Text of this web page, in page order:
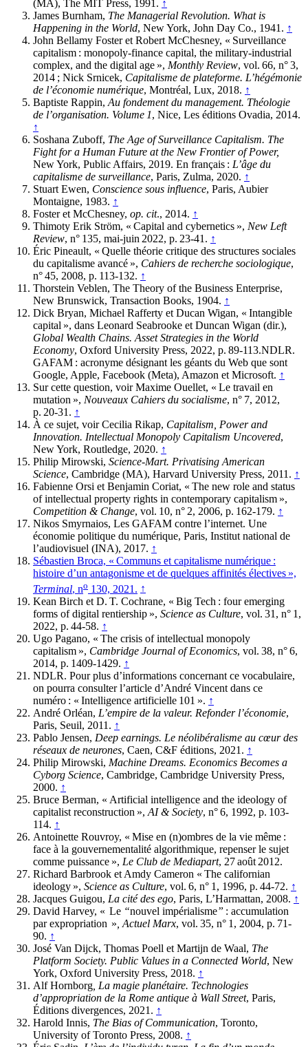
(MA), The MIT Press, 1991. ↑
James Burnham, The Managerial Revolution. What is
Happening in the World, New York, John Day Co., 1941. ↑
John Bellamy Foster et Robert McChesney, « Surveillance
capitalism : monopoly-finance capital, the military-industrial
complex, and the digital age », Monthly Review, vol. 66, n° 3,
2014 ; Nick Srnicek, Capitalisme de plateforme. L’hégémonie
de l’économie numérique, Montréal, Lux, 2018. ↑
Baptiste Rappin,Au fondement du management. Théologie
de l’organisation. Volume 1, Nice, Les éditions Ovadia, 2014.
↑
Soshana Zuboff, The Age of Surveillance Capitalism. The
Fight for a Human Future at the New Frontier of Power,
New York, Public Affairs, 2019. En français : L’âge du
capitalisme de surveillance, Paris, Zulma, 2020. ↑
Stuart Ewen, Conscience sous influence, Paris, Aubier
Montaigne, 1983. ↑
Foster et McChesney, op. cit., 2014. ↑
Thimoty Erik Ström, « Capital and cybernetics », New Left
Review, n° 135, mai-juin 2022, p. 23-41. ↑
Éric Pineault, « Quelle théorie critique des structures sociales
du capitalisme avancé », Cahiers de recherche sociologique,
n° 45, 2008, p. 113-132. ↑
Thorstein Veblen, The Theory of the Business Enterprise,
New Brunswick, Transaction Books, 1904. ↑
Dick Bryan, Michael Rafferty et Ducan Wigan, « Intangible
capital », dans Leonard Seabrooke et Duncan Wigan (dir.),
Global Wealth Chains. Asset Strategies in the World
Economy, Oxford University Press, 2022, p. 89-113.NDLR.
GAFAM : acronyme désignant les géants du Web que sont
Google, Apple, Facebook (Meta), Amazon et Microsoft. ↑
Sur cette question, voir Maxime Ouellet, « Le travail en
mutation », Nouveaux Cahiers du socialisme, n° 7, 2012,
p. 20-31. ↑
À ce sujet, voir Cecilia Rikap, Capitalism, Power and
Innovation. Intellectual Monopoly Capitalism Uncovered,
New York, Routledge, 2020. ↑
Philip Mirowski, Science-Mart. Privatising American
Science, Cambridge (MA), Harvard University Press, 2011. ↑
Fabienne Orsi et Benjamin Coriat, « The new role and status
of intellectual property rights in contemporary capitalism »,
Competition & Change, vol. 10, n° 2, 2006, p. 162-179. ↑
Nikos Smyrnaios, Les GAFAM contre l’internet. Une
économie politique du numérique, Paris, Institut national de
l’audiovisuel (INA), 2017. ↑
Sébastien Broca, « Communs et capitalisme numérique :
histoire d’un antagonisme et de quelques affinités électives »,
Terminal, no 130, 2021. ↑
Kean Birch et D. T. Cochrane, « Big Tech : four emerging
forms of digital rentiership », Science as Culture, vol. 31, n° 1,
2022, p. 44-58. ↑
Ugo Pagano, « The crisis of intellectual monopoly
capitalism », Cambridge Journal of Economics, vol. 38, n° 6,
2014, p. 1409-1429. ↑
NDLR. Pour plus d’informations concernant ce vocabulaire,
on pourra consulter l’article d’André Vincent dans ce
numéro : « Intelligence artificielle 101 ». ↑
André Orléan, L’empire de la valeur. Refonder l’économie,
Paris, Seuil, 2011. ↑
Pablo Jensen, Deep earnings. Le néolibéralisme au cœur des
réseaux de neurones, Caen, C&F éditions, 2021. ↑
Philip Mirowski, Machine Dreams. Economics Becomes a
Cyborg Science, Cambridge, Cambridge University Press,
2000. ↑
Bruce Berman, « Artificial intelligence and the ideology of
capitalist reconstruction », AI & Society, n° 6, 1992, p. 103-
114. ↑
Antoinette Rouvroy, « Mise en (n)ombres de la vie même :
face à la gouvernementalité algorithmique, repenser le sujet
comme puissance », Le Club de Mediapart, 27 août 2012.
Richard Barbrook et Amdy Cameron « The californian
ideology », Science as Culture, vol. 6, n° 1, 1996, p. 44-72. ↑
Jacques Guigou, La cité des ego, Paris, L’Harmattan, 2008. ↑
David Harvey, « Le “nouvel impérialisme” : accumulation
par expropriation » Actuel Marx, vol. 35, n° 1, 2004, p. 71-
90. ↑
José Van Dijck, Thomas Poell et Martijn de Waal, The
Platform Society. Public Values in a Connected World, New
York, Oxford University Press, 2018. ↑
Alf Hornborg , La magie planétaire. Technologies
d’appropriation de la Rome antique à Wall Street, Paris,
Éditions divergences, 2021. ↑
Harold Innis, The Bias of Communication, Toronto,
University of Toronto Press, 2008. ↑